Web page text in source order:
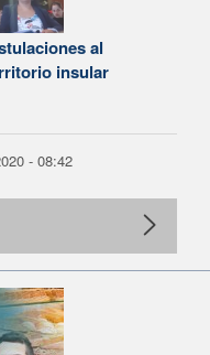
al
insular
- 08:42